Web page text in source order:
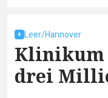
Leer/Hannover
Klinikum
drei